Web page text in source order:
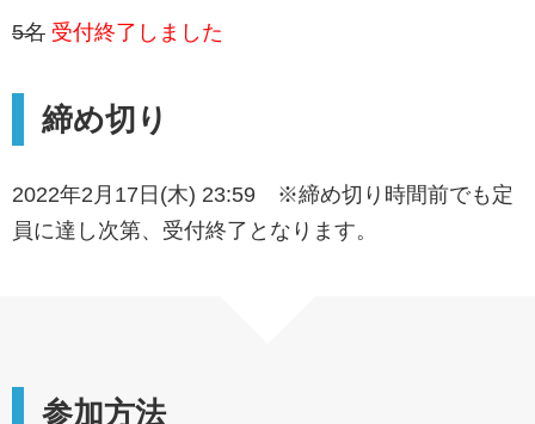
5名 受付終了しました
締め切り
2022年2月17日(木) 23:59 ※締め切り時間前でも定
員に達し次第、受付終了となります。
参加方法